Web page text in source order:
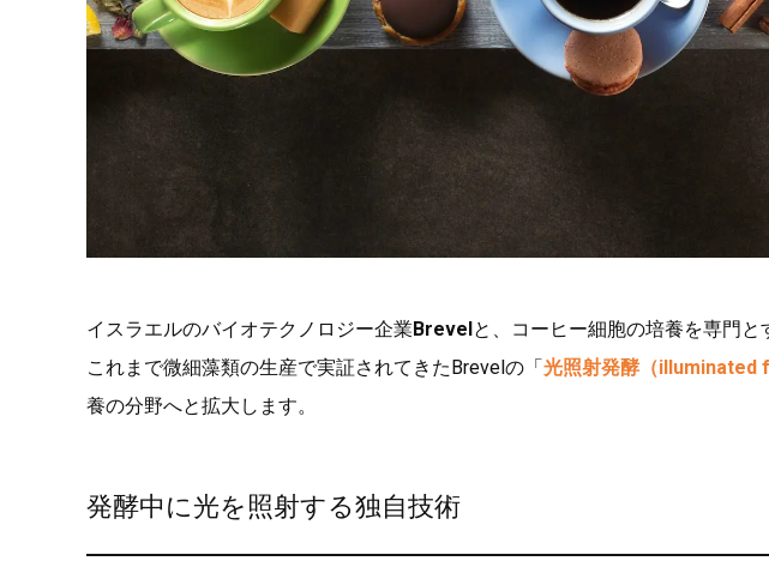
イスラエルのバイオテクノロジー企業Brevelと、コーヒー細胞の培養を専門と
これまで微細藻類の生産で実証されてきたBrevelの「光照射発酵（illuminated
養の分野へと拡大します。
発酵中に光を照射する独自技術